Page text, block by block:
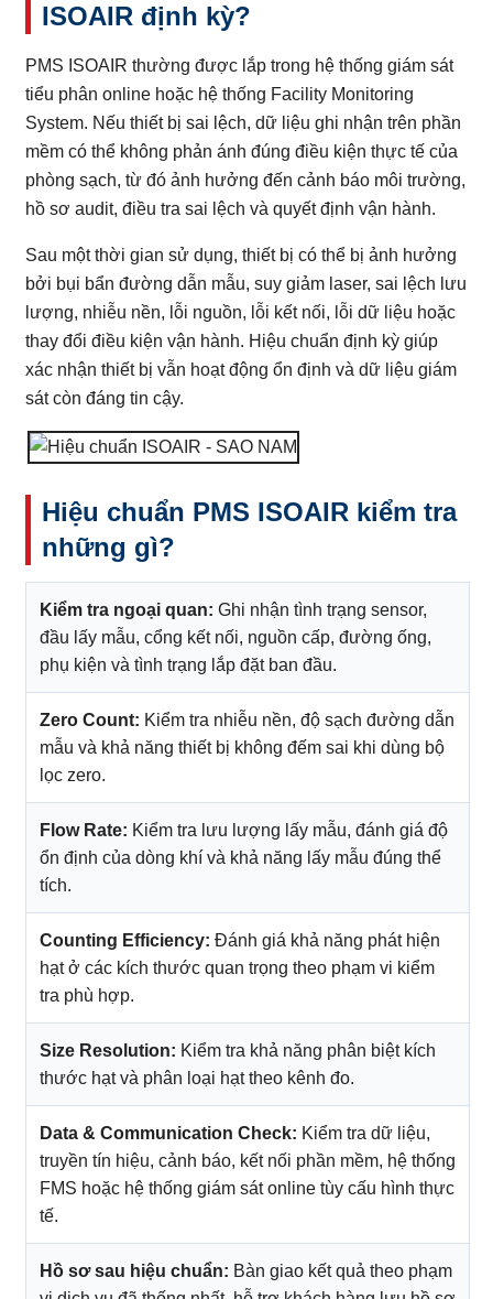
ISOAIR định kỳ?
PMS ISOAIR thường được lắp trong hệ thống giám sát
tiểu phân online hoặc hệ thống Facility Monitoring
System. Nếu thiết bị sai lệch, dữ liệu ghi nhận trên phần
mềm có thể không phản ánh đúng điều kiện thực tế của
phòng sạch, từ đó ảnh hưởng đến cảnh báo môi trường,
hồ sơ audit, điều tra sai lệch và quyết định vận hành.
Sau một thời gian sử dụng, thiết bị có thể bị ảnh hưởng
bởi bụi bẩn đường dẫn mẫu, suy giảm laser, sai lệch lưu
lượng, nhiễu nền, lỗi nguồn, lỗi kết nối, lỗi dữ liệu hoặc
thay đổi điều kiện vận hành. Hiệu chuẩn định kỳ giúp
xác nhận thiết bị vẫn hoạt động ổn định và dữ liệu giám
sát còn đáng tin cậy.
Hiệu chuẩn PMS ISOAIR kiểm tra
những gì?
Kiểm tra ngoại quan: Ghi nhận tình trạng sensor,
đầu lấy mẫu, cổng kết nối, nguồn cấp, đường ống,
phụ kiện và tình trạng lắp đặt ban đầu.
Zero Count: Kiểm tra nhiễu nền, độ sạch đường dẫn
mẫu và khả năng thiết bị không đếm sai khi dùng bộ
lọc zero.
Flow Rate: Kiểm tra lưu lượng lấy mẫu, đánh giá độ
ổn định của dòng khí và khả năng lấy mẫu đúng thể
tích.
Counting Efficiency: Đánh giá khả năng phát hiện
hạt ở các kích thước quan trọng theo phạm vi kiểm
tra phù hợp.
Size Resolution: Kiểm tra khả năng phân biệt kích
thước hạt và phân loại hạt theo kênh đo.
Data & Communication Check: Kiểm tra dữ liệu,
truyền tín hiệu, cảnh báo, kết nối phần mềm, hệ thống
FMS hoặc hệ thống giám sát online tùy cấu hình thực
tế.
Hồ sơ sau hiệu chuẩn: Bàn giao kết quả theo phạm